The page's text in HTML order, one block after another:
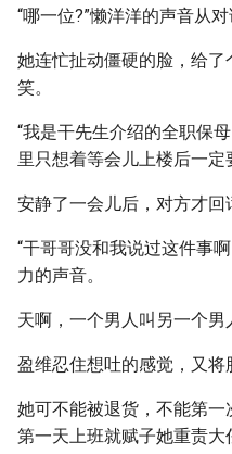
“哪一位?”懒洋洋的声音从对
她连忙扯动僵硬的脸，给
笑。
“我是干先生介绍的全职保
里只想着等会儿上楼后一定
安静了一会儿后，对方才回
“干哥哥没和我说过这件事
力的声音。
天啊，一个男人叫另一个
盈维忍住想吐的感觉，又将
她可不能被退货，不能第
第一天上班就赋子她重责大